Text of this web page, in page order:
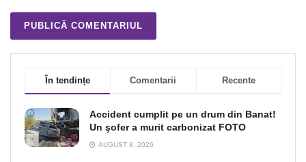
În tendințe Comentarii Recente
Accident cumplit pe un drum din Banat!
Un şofer a murit carbonizat FOTO
AUGUST 8, 2026